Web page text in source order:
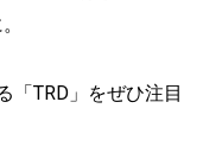
「TRD」をぜひ注目